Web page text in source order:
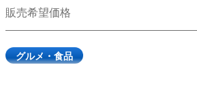
販売希望価格
グルメ・食品